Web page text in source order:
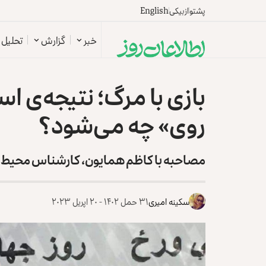
پشتوازبیکیEnglish
خبر گزارش تحلیل
بازی با مرگ؛
روی» چه می‌شود؟
مصاحبه با کاظم همایون، کارشناس
سکینه امیری۳۱ حمل ۱۴۰۲ - ۲۰ اپریل ۲۰۲۳